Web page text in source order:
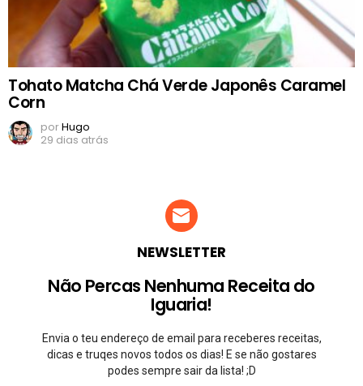
Tohato Matcha Chá Verde Japonês Caramel
Corn
porHugo
29 dias atrás
NEWSLETTER
Não Percas Nenhuma Receita do
Iguaria!
Envia o teu endereço de email para receberes receitas,
dicas e truqes novos todos os dias! E se não gostares
podes sempre sair da lista! ;D